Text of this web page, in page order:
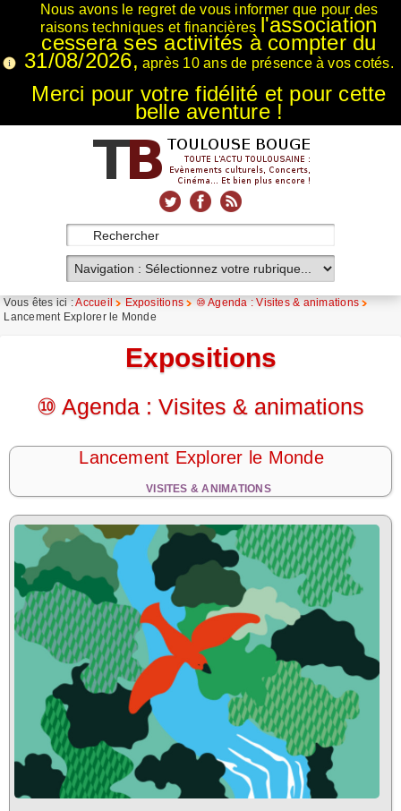
Nous avons le regret de vous informer que pour des
raisons techniques et financières l'association
cessera ses activités à compter du
31/08/2026, après 10 ans de présence à vos cotés.
Merci pour votre fidélité et pour cette
belle aventure !
Vous êtes ici :Accueil Expositions
⑩ Agenda : Visites & animations
Lancement Explorer le Monde
Expositions
⑩ Agenda : Visites & animations
Lancement Explorer le Monde
VISITES & ANIMATIONS